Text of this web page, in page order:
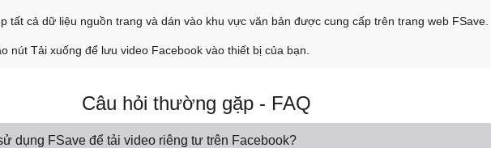
tất cả dữ liệu nguồn trang và dán vào khu vực văn bản được cung cấp trên trang web FSave.
nút Tải xuống để lưu video Facebook vào thiết bị của bạn.
Câu hỏi thường gặp - FAQ
dụng FSave để tải video riêng tư trên Facebook?